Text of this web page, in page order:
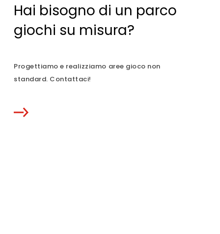
Hai bisogno di un parco
giochi su misura?
Progettiamo e realizziamo aree gioco non
standard. Contattaci!